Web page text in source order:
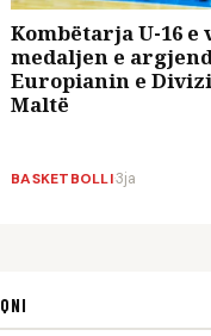
Kombëtarja U-16 e
medaljen e
Europianin e
Maltë
BASKETBOLLI·3ja